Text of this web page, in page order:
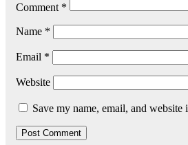
Comment *
Name *
Email *
Website
Save my name, email, and